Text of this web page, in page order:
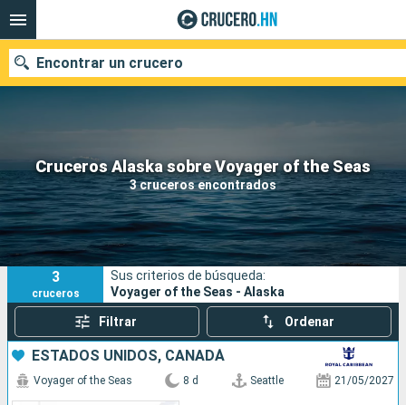
Cruceros Alaska sobre Voyager of the Seas
3 cruceros encontrados
Encontrar un crucero
Nuestros destinos
Fecha de salida
Puertos Compañías
Buscar
3
cruceros
Sus criterios de búsqueda:
Voyager of the Seas - Alaska
Filtrar Ordenar
ESTADOS UNIDOS, CANADÁ
Voyager of the Seas 8 d Seattle 21/05/2027